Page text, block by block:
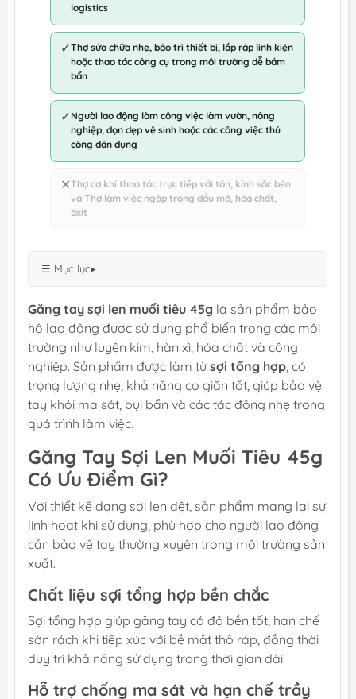
logistics
✓Thợ sửa chữa nhẹ, bảo trì thiết bị, lắp ráp linh kiện
hoặc thao tác công cụ trong môi trường dễ bám
bẩn
✓ Người lao động làm công việc làm vườn, nông
nghiệp, dọn dẹp vệ sinh hoặc các công việc thủ
công dân dụng
✕Thợ cơ khí thao tác trực tiếp với tôn, kính sắc bén
và Thợ làm việc ngập trong dầu mỡ, hóa chất,
axit
☰ Mục lục▸
Găng tay sợi len muối tiêu 45g là sản phẩm bảo
hộ lao động được sử dụng phổ biến trong các môi
trường như luyện kim, hàn xì, hóa chất và công
nghiệp. Sản phẩm được làm từsợi tổng hợp , có
trọng lượng nhẹ, khả năng co giãn tốt, giúp bảo vệ
tay khỏi ma sát, bụi bẩn và các tác động nhẹ trong
quá trình làm việc.
Găng Tay Sợi Len Muối Tiêu 45g
Có Ưu Điểm Gì?
Với thiết kế dạng sợi len dệt, sản phẩm mang lại sự
linh hoạt khi sử dụng, phù hợp cho người lao động
cần bảo vệ tay thường xuyên trong môi trường sản
xuất.
Chất liệu sợi tổng hợp bền chắc
Sợi tổng hợp giúp găng tay có độ bền tốt, hạn chế
sờn rách khi tiếp xúc với bề mặt thô ráp, đồng thời
duy trì khả năng sử dụng trong thời gian dài.
Hỗ trợ chống ma sát và hạn chế trầy